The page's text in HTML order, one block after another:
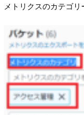
メトリクスのカテゴ